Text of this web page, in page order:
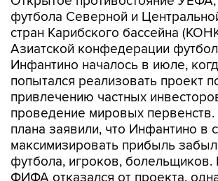
футбола Северной и
стран Карибского бассейна
Азиатской конфедерации
Инфантино началось в июле,
попытался реализовать проект
привлечению частных
проведение мировых первенств.
плана заявили, что Инфантино в
максимизировать прибыль
футбола, игроков, болельщиков.